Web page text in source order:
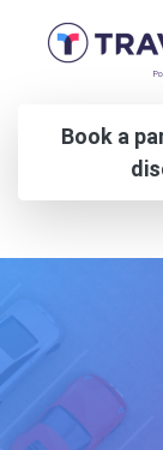
Book a